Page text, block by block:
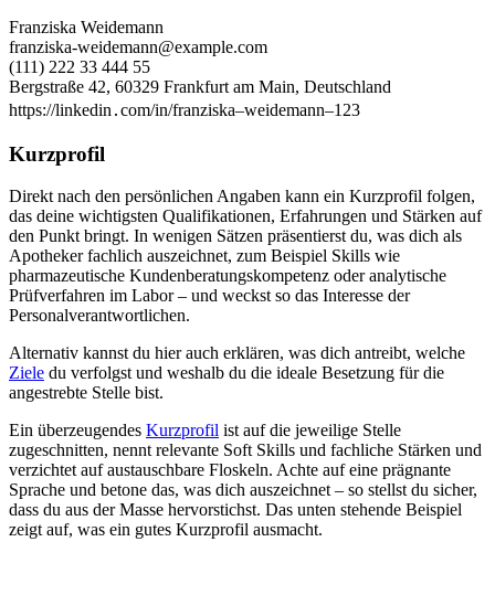
Franziska Weidemann
franziska-weidemann@example.com
(111) 222 33 444 55
Bergstraße 42, 60329 Frankfurt am Main, Deutschland
https://linkedin․com/in/franziska–weidemann–123
Kurzprofil
Direkt nach den persönlichen Angaben kann ein Kurzprofil folgen,
das deine wichtigsten Qualifikationen, Erfahrungen und Stärken auf
den Punkt bringt. In wenigen Sätzen präsentierst du, was dich als
Apotheker fachlich auszeichnet, zum Beispiel Skills wie
pharmazeutische Kundenberatungskompetenz oder analytische
Prüfverfahren im Labor – und weckst so das Interesse der
Personalverantwortlichen.
Alternativ kannst du hier auch erklären, was dich antreibt, welche
Ziele du verfolgst und weshalb du die ideale Besetzung für die
angestrebte Stelle bist.
Ein überzeugendes Kurzprofil ist auf die jeweilige Stelle
zugeschnitten, nennt relevante Soft Skills und fachliche Stärken und
verzichtet auf austauschbare Floskeln. Achte auf eine prägnante
Sprache und betone das, was dich auszeichnet – so stellst du sicher,
dass du aus der Masse hervorstichst. Das unten stehende Beispiel
zeigt auf, was ein gutes Kurzprofil ausmacht.